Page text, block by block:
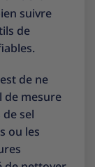
suivre
de
de ne
de mesure
sel
ou les